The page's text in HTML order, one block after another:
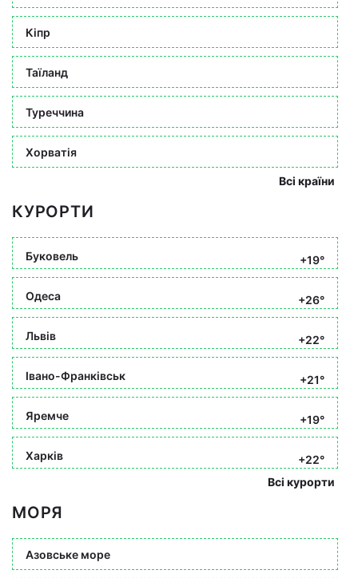
Кіпр
Таїланд
Туреччина
Хорватія
Всі країни
КУРОРТИ
Буковель +19°
Одеса +26°
Львів +22°
Івано-Франківськ +21°
Яремче +19°
Харків
+22°
Всі курорти
МОРЯ
Азовське море